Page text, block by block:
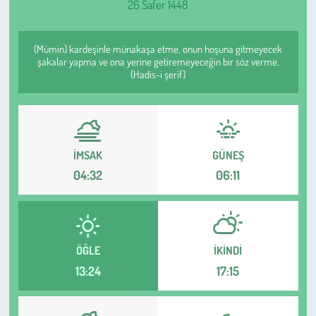
26 Safer 1448
(Mümin) kardeşinle münakaşa etme, onun hoşuna gitmeyecek
şakalar yapma ve ona yerine getiremeyeceğin bir söz verme.
(Hadis-i şerif)
İMSAK
04:32
GÜNEŞ
06:11
ÖĞLE
13:24
İKINDI
17:15
Kadın
Emek
Kültür Sanat
Bilim - Teknoloji
İnsan Hakları
Hayvan Hakları